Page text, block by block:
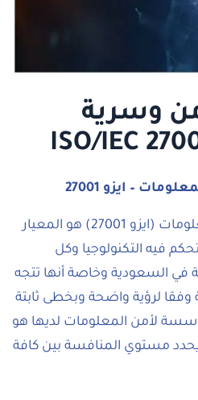
وسرية
– ايزو 27001
نظام ادارة أمن وسرية المعلومات (ايزو 27001) هو المعيار
فيه التكنولوجيا وكل
في السعودية وخاصة أنها تتجه
وفقا لرؤية واضحة وبخطى ثابتة
لأمن المعلومات لديها هو
يحدد مستوي المنافسة بين كافة